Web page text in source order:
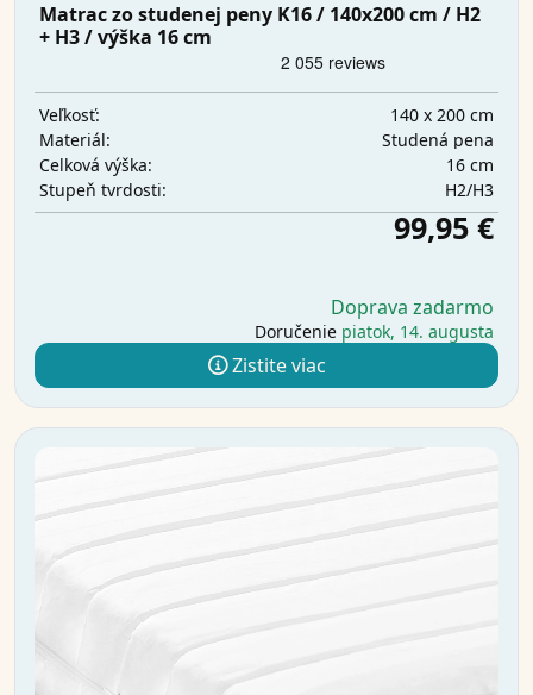
Matrac zo studenej peny K16 / 140x200 cm / H2
+ H3 / výška 16 cm
Veľkosť:
140 x 200 cm
Materiál:
Studená pena
Celková výška:
16 cm
Stupeň tvrdosti:
H2/H3
99,95 €
Doprava zadarmo
Doručenie piatok, 14. augusta
Zistite viac